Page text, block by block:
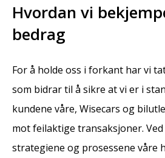
Hvordan vi
bedrag
For å holde oss i forkant har vi
som bidrar til å sikre at vi er i
kundene våre, Wisecars og
mot feilaktige transaksjoner.
strategiene og prosessene våre